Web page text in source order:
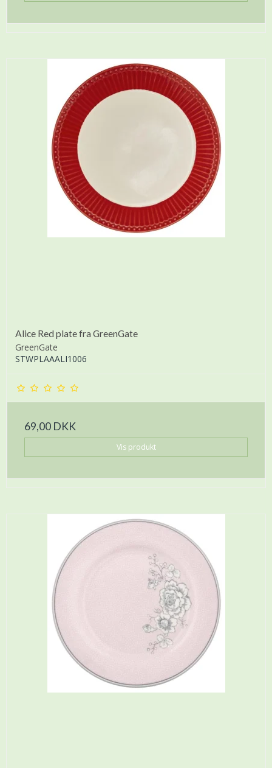
Alice Red plate fra GreenGate
GreenGate
STWPLAAALI1006
69,00 DKK
Vis produkt